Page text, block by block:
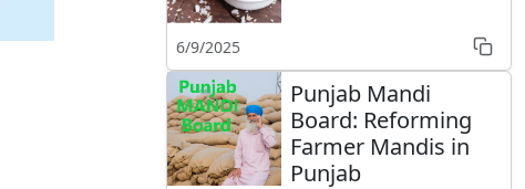
6/9/2025
Punjab Mandi
Board: Reforming
Farmer Mandis in
Punjab